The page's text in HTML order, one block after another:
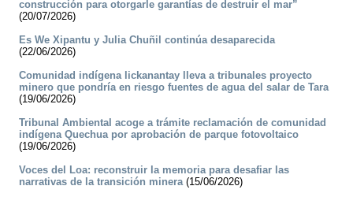
construcción para otorgarle garantías de destruir el mar”
(20/07/2026)
Es We Xipantu y Julia Chuñil continúa desaparecida
(22/06/2026)
Comunidad indígena lickanantay lleva a tribunales proyecto
minero que pondría en riesgo fuentes de agua del salar de Tara
(19/06/2026)
Tribunal Ambiental acoge a trámite reclamación de comunidad
indígena Quechua por aprobación de parque fotovoltaico
(19/06/2026)
Voces del Loa: reconstruir la memoria para desafiar las
narrativas de la transición minera(15/06/2026)